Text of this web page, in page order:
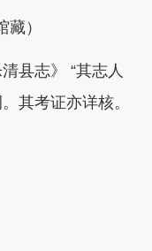
藏）
县志》 “其志人
其考证亦详核。